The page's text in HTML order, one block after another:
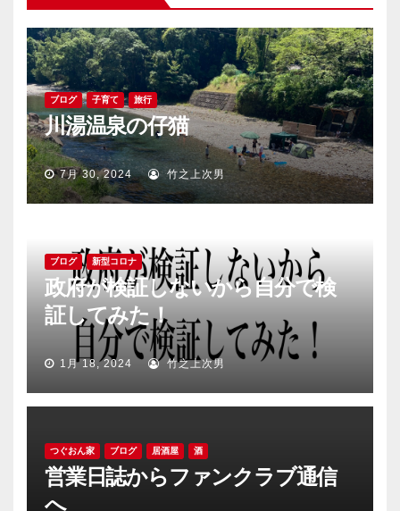
ブログ 子育て 旅行
川湯温泉の仔猫
7月 30, 2024 竹之上次男
ブログ 新型コロナ
政府が検証しないから自分で検
証してみた！
1月 18, 2024 竹之上次男
つぐおん家 ブログ 居酒屋 酒
営業日誌からファンクラブ通信
へ